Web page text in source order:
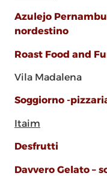
Azulejo
nordestino
Roast Food and
Vila Madalena
Soggiorno -
Itaim
Desfrutti
Davvero Gelato –